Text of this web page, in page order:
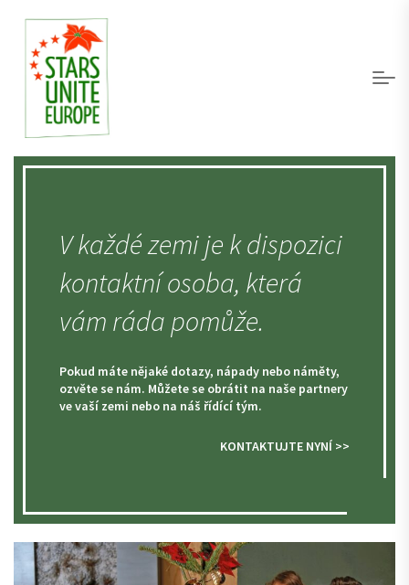
V každé zemi je k dispozici
kontaktní osoba, která
vám ráda pomůže.
Pokud máte nějaké dotazy, nápady nebo náměty,
ozvěte se nám. Můžete se obrátit na naše partnery
ve vaší zemi nebo na náš řídící tým.
KONTAKTUJTE NYNÍ >>